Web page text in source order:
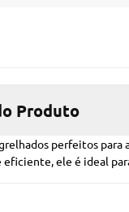
Produto
perfeitos
ele é ideal